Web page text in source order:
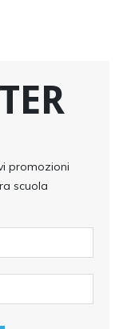
promozioni
scuola